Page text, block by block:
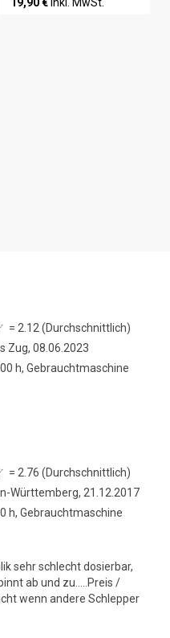
= 2.12 (Durchschnittlich)
Zug, 08.06.2023
h, Gebrauchtmaschine
= 2.76 (Durchschnittlich)
Württemberg, 21.12.2017
h, Gebrauchtmaschine
sehr schlecht dosierbar,
ab und zu.....Preis /
wenn andere Schlepper